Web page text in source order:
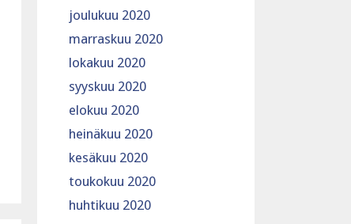
joulukuu 2020
marraskuu 2020
lokakuu 2020
syyskuu 2020
elokuu 2020
heinäkuu 2020
kesäkuu 2020
toukokuu 2020
huhtikuu 2020